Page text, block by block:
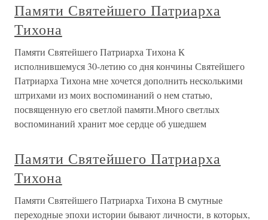
Памяти Святейшего Патриарха
Тихона
Памяти Святейшего Патриарха Тихона К
исполнившемуся 30-летию со дня кончины Святейшего
Патриарха Тихона мне хочется дополнить несколькими
штрихами из моих воспоминаний о нем статью,
посвященную его светлой памяти.Много светлых
воспоминаний хранит мое сердце об ушедшем
Памяти Святейшего Патриарха
Тихона
Памяти Святейшего Патриарха Тихона В смутные
переходные эпохи истории бывают личности, в которых,